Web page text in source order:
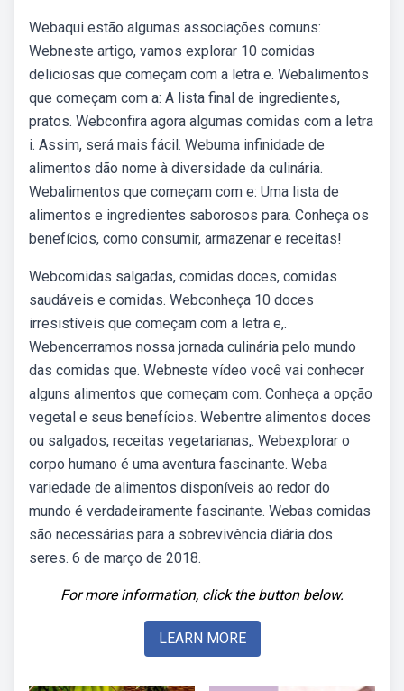
Webaqui estão algumas associações comuns:
Webneste artigo, vamos explorar 10 comidas
deliciosas que começam com a letra e. Webalimentos
que começam com a: A lista final de ingredientes,
pratos. Webconfira agora algumas comidas com a letra
i. Assim, será mais fácil. Webuma infinidade de
alimentos dão nome à diversidade da culinária.
Webalimentos que começam com e: Uma lista de
alimentos e ingredientes saborosos para. Conheça os
benefícios, como consumir, armazenar e receitas!
Webcomidas salgadas, comidas doces, comidas
saudáveis e comidas. Webconheça 10 doces
irresistíveis que começam com a letra e,.
Webencerramos nossa jornada culinária pelo mundo
das comidas que. Webneste vídeo você vai conhecer
alguns alimentos que começam com. Conheça a opção
vegetal e seus benefícios. Webentre alimentos doces
ou salgados, receitas vegetarianas,. Webexplorar o
corpo humano é uma aventura fascinante. Weba
variedade de alimentos disponíveis ao redor do
mundo é verdadeiramente fascinante. Webas comidas
são necessárias para a sobrevivência diária dos
seres. 6 de março de 2018.
For more information, click the button below.
LEARN MORE